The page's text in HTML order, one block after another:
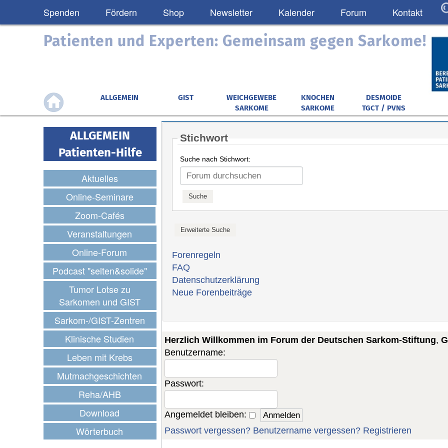
Spenden Fördern Shop Newsletter Kalender Forum Kontakt
Patienten und Experten: Gemeinsam gegen Sarkome!
ALLGEMEIN GIST
WEICHGEWEBE
SARKOME
KNOCHEN
SARKOME
DESMOIDE
TGCT / PVNS
ALLGEMEIN
Patienten-Hilfe
Aktuelles
Online-Seminare
Zoom-Cafés
Veranstaltungen
Online-Forum
Podcast "selten&solide"
Tumor Lotse zu
Sarkomen und GIST
Sarkom-/GIST-Zentren
Klinische Studien
Leben mit Krebs
Mutmachgeschichten
Reha/AHB
Download
Wörterbuch
Stichwort
Suche nach Stichwort:
Forenregeln
FAQ
Datenschutzerklärung
Neue Forenbeiträge
Herzlich Willkommen im Forum der Deutschen Sarkom-Stiftung,
Benutzername:
Passwort:
Angemeldet bleiben:
Passwort vergessen? Benutzername vergessen? Registrieren